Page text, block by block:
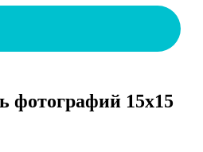
фотографий 15х15